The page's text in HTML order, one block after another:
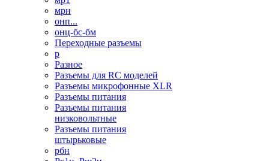
мрн
онп...
онц-бс-бм
Переходные разъемы
р
Разное
Разъемы для RC моделей
Разъемы микрофонные XLR
Разъемы питания
Разъемы питания
низковольтные
Разъемы питания
штырьковые
рбн